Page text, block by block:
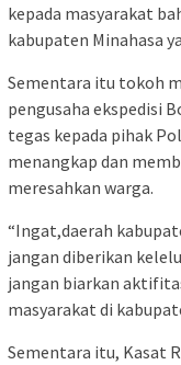
kepada masyarakat
kabupaten Minahasa
Sementara itu tokoh
pengusaha ekspedisi
tegas kepada pihak
menangkap dan
meresahkan warga.
“Ingat,daerah
jangan diberikan
jangan biarkan
masyarakat di
Sementara itu, Kasat